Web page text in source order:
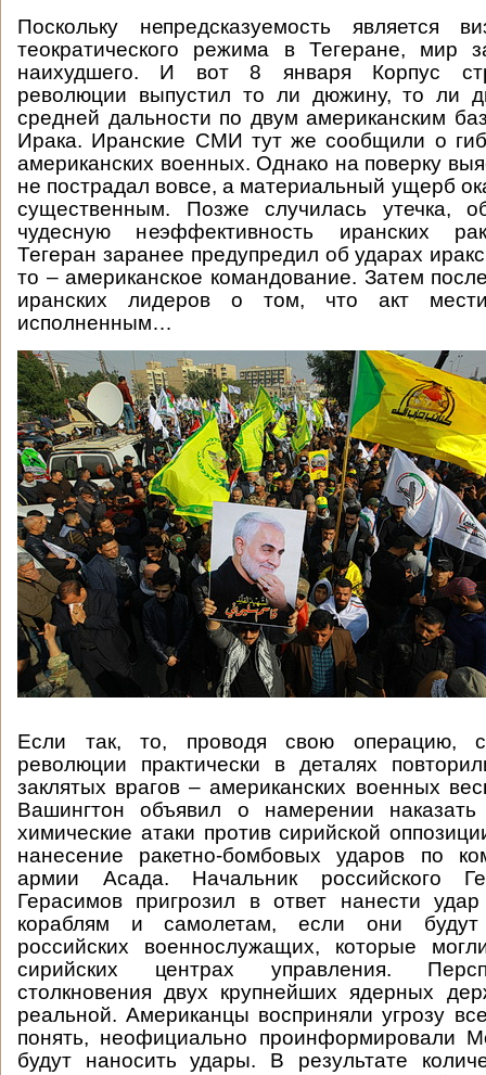
Поскольку непредсказуемость является
теократического режима в Тегеране, мир
наихудшего. И вот 8 января Корпус
революции выпустил то ли дюжину, то ли
средней дальности по двум американским
Ирака. Иранские СМИ тут же сообщили о
американских военных. Однако на поверку
не пострадал вовсе, а материальный ущерб
существенным. Позже случилась утечка,
чудесную неэффективность иранских
Тегеран заранее предупредил об ударах
то – американское командование. Затем
иранских лидеров о том, что акт
исполненным…
Если так, то, проводя свою операцию,
революции практически в деталях
заклятых врагов – американских военных
Вашингтон объявил о намерении
химические атаки против сирийской
нанесение ракетно-бомбовых ударов по
армии Асада. Начальник российского
Герасимов пригрозил в ответ нанести
кораблям и самолетам, если они будут
российских военнослужащих, которые
сирийских центрах управления.
столкновения двух крупнейших ядерных
реальной. Американцы восприняли угрозу
понять, неофициально проинформировали
будут наносить удары. В результате